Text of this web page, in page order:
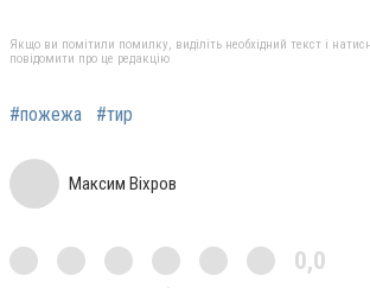
Якщо ви помітили помилку, виділіть необхідний текст і
повідомити про це редакцію
#пожежа #тир
Максим Віхров
0,0